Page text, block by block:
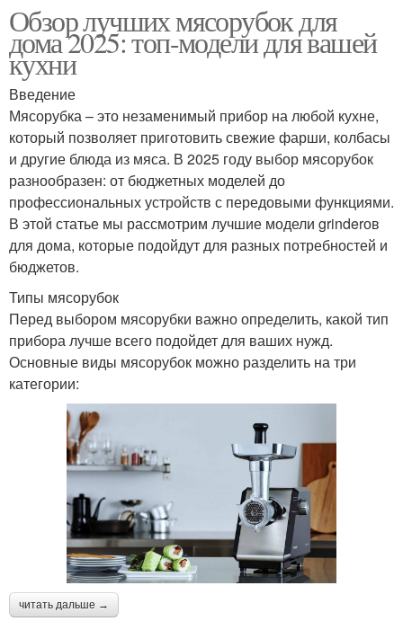
Обзор лучших мясорубок для
дома 2025: топ-модели для вашей
кухни
Введение
Мясорубка – это незаменимый прибор на любой кухне,
который позволяет приготовить свежие фарши, колбасы
и другие блюда из мяса. В 2025 году выбор мясорубок
разнообразен: от бюджетных моделей до
профессиональных устройств с передовыми функциями.
В этой статье мы рассмотрим лучшие модели grinderов
для дома, которые подойдут для разных потребностей и
бюджетов.
Типы мясорубок
Перед выбором мясорубки важно определить, какой тип
прибора лучше всего подойдет для ваших нужд.
Основные виды мясорубок можно разделить на три
категории:
читать дальше →